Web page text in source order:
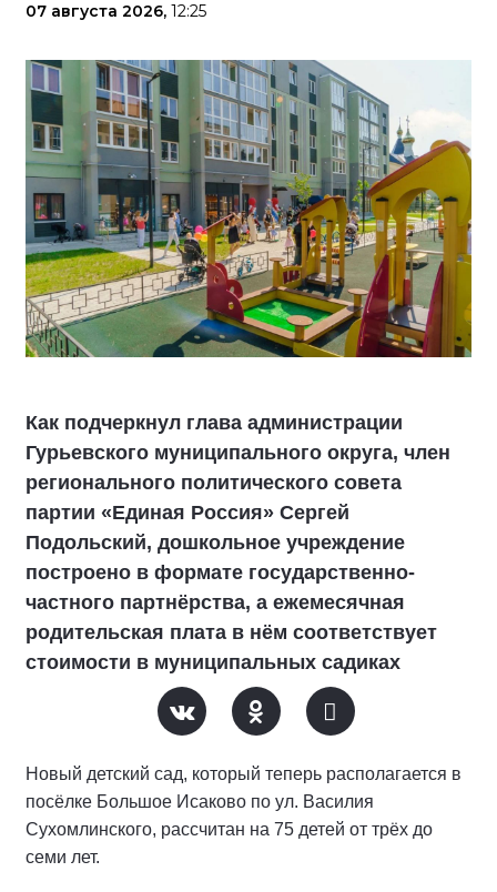
07 августа 2026, 12:25
Как подчеркнул глава администрации
Гурьевского муниципального округа, член
регионального политического совета
партии «Единая Россия» Сергей
Подольский, дошкольное учреждение
построено в формате государственно-
частного партнёрства, а ежемесячная
родительская плата в нём соответствует
стоимости в муниципальных садиках
Новый детский сад, который теперь располагается в
посёлке Большое Исаково по ул. Василия
Сухомлинского, рассчитан на 75 детей от трёх до
семи лет.